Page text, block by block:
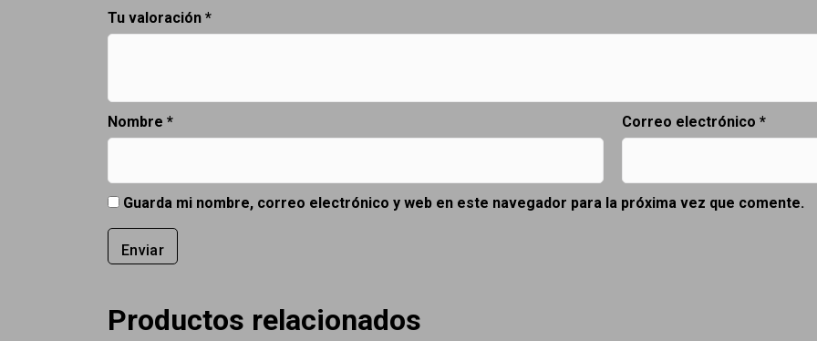
Tu valoración *
Nombre * Correo electrónico *
Guarda mi nombre, correo electrónico y web en este navegador para la próxima vez que comente.
Productos relacionados